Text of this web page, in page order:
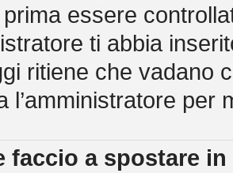
essere
ti abbia
ritiene che vadano
l’amministratore per
faccio a spostare